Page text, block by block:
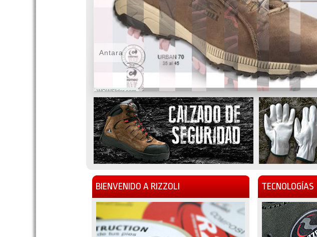
WOWSlider.com
Antara
BIENVENIDO A RIZZOLI TECNOLOGÍAS